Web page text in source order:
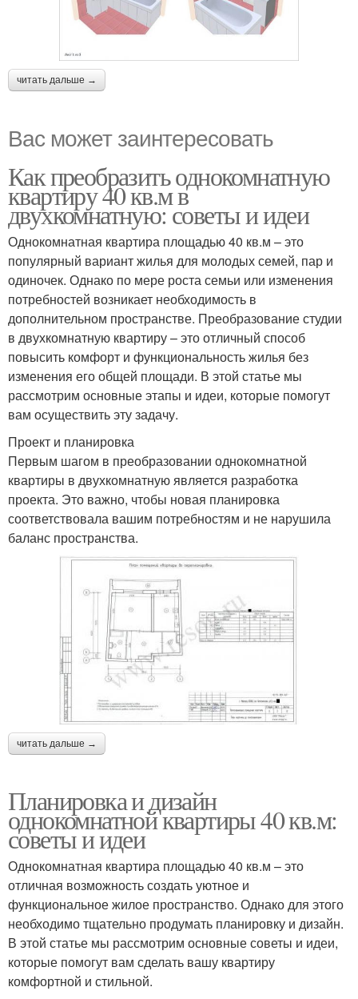
читать дальше →
Вас может заинтересовать
Как преобразить однокомнатную
квартиру 40 кв.м в
двухкомнатную: советы и идеи
Однокомнатная квартира площадью 40 кв.м – это
популярный вариант жилья для молодых семей, пар и
одиночек. Однако по мере роста семьи или изменения
потребностей возникает необходимость в
дополнительном пространстве. Преобразование студии
в двухкомнатную квартиру – это отличный способ
повысить комфорт и функциональность жилья без
изменения его общей площади. В этой статье мы
рассмотрим основные этапы и идеи, которые помогут
вам осуществить эту задачу.
Проект и планировка
Первым шагом в преобразовании однокомнатной
квартиры в двухкомнатную является разработка
проекта. Это важно, чтобы новая планировка
соответствовала вашим потребностям и не нарушила
баланс пространства.
читать дальше →
Планировка и дизайн
однокомнатной квартиры 40 кв.м:
советы и идеи
Однокомнатная квартира площадью 40 кв.м – это
отличная возможность создать уютное и
функциональное жилое пространство. Однако для этого
необходимо тщательно продумать планировку и дизайн.
В этой статье мы рассмотрим основные советы и идеи,
которые помогут вам сделать вашу квартиру
комфортной и стильной.